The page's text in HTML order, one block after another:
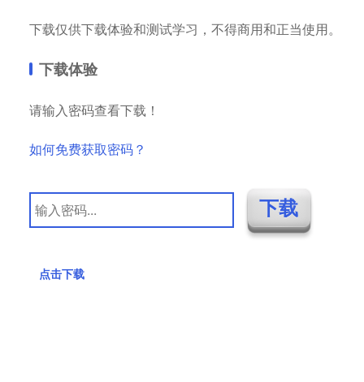
下载仅供下载体验和测试学习，不得商用和正当使用。
下载体验
请输入密码查看下载！
如何免费获取密码？
点击下载